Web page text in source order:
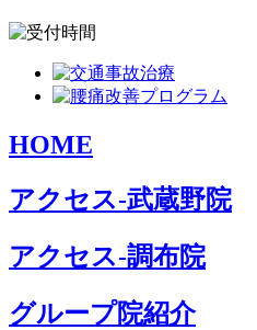
HOME
アクセス-武蔵野院
アクセス-調布院
グループ院紹介